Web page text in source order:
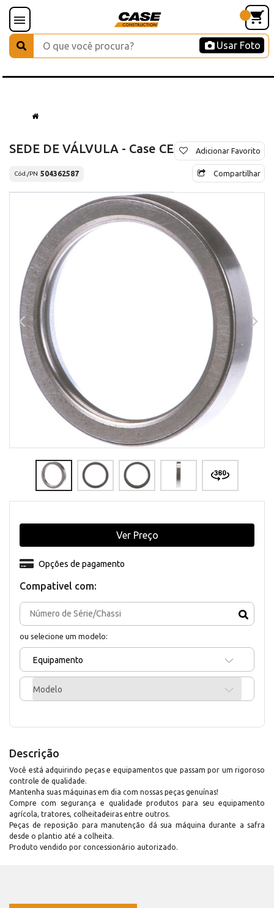
Usar Foto
SEDE DE VÁLVULA - Case CE
Cód./PN 504362587
Adicionar Favorito
Compartilhar
Compativel com:
ou selecione um modelo:
Equipamento
Modelo
Opções de pagamento
Ver Preço
Descrição
Você está adquirindo peças e equipamentos que passam por um rigoroso
controle de qualidade.
Mantenha suas máquinas em dia com nossas peças genuínas!
Compre com segurança e qualidade produtos para seu equipamento
agrícola, tratores, colheitadeiras entre outros.
Peças de reposição para manutenção dá sua máquina durante a safra
desde o plantio até a colheita.
Produto vendido por concessionário autorizado.